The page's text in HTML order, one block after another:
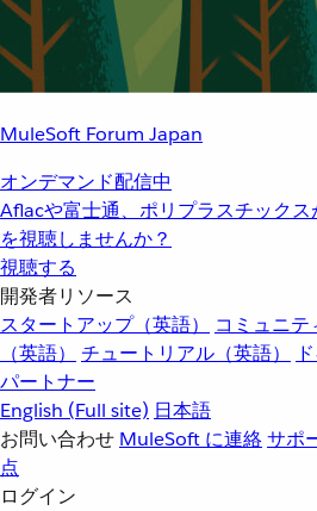
MuleSoft Forum Japan
オンデマンド配信中
Aflacや富士通、ポリプラスチック
を視聴しませんか？
視聴する
開発者リソース
スタートアップ（英語）
コミュニテ
（英語）
チュートリアル（英語）
パートナー
English (Full site) 日本語
お問い合わせ MuleSoft に連絡サポ
点
ログイン